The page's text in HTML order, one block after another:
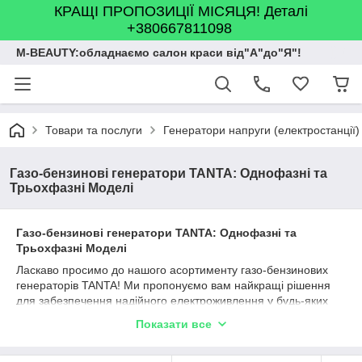
КРАЩІ ПРОПОЗИЦІЇ МІСЯЦЯ! Деталі
+380667811098
M-BEAUTY:обладнаємо салон краси від"А"до"Я"!
Товари та послуги Генератори напруги (електростанції)
Газо-бензинові генератори TANTA: Однофазні та
Трьохфазні Моделі
Газо-бензинові генератори TANTA: Однофазні та
Трьохфазні Моделі
Ласкаво просимо до нашого асортименту газо-бензинових
генераторів TANTA! Ми пропонуємо вам найкращі рішення
для забезпечення надійного електроживлення у будь-яких
генератори TANTA?
Показати все